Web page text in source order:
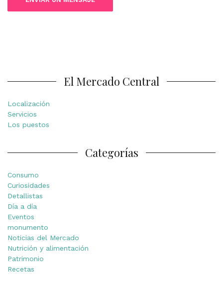
El Mercado Central
Localización
Servicios
Los puestos
Categorías
Consumo
Curiosidades
Detallistas
Día a día
Eventos
monumento
Noticias del Mercado
Nutrición y alimentación
Patrimonio
Recetas